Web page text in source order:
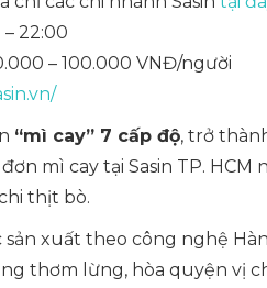
22:00
– 100.000 VNĐ/người
“mì cay” 7 cấp độ, trở
mì cay tại Sasin TP.
thịt bò.
sản xuất theo công nghệ
thơm lừng, hòa quyện vị